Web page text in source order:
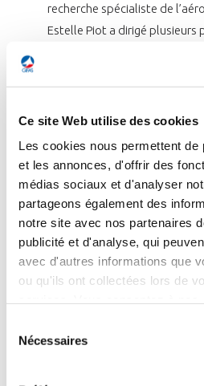
Ce site Web utilise des cookies
Les cookies nous permettent de
et les annonces, d'offrir des
médias sociaux et d'analyser
partageons également des
notre site avec nos partenaires
publicité et d'analyse, qui
avec d'autres informations que
ou qu'ils ont collectées lors de
Nécessaires
recherche spécialiste de
Estelle Piot a dirigé plusieurs
Son travail constitue l’un des
de l’avion plus propre et plus
demain.
Elle est également devenue
du Directeur scientifique
s’implique auprès de
destinées aux lycéennes et
contribuant à féminiser la
🔵Prix de l’initiative sociale &